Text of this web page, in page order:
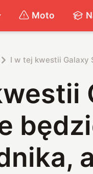
Moto
I w tej kwestii Galaxy